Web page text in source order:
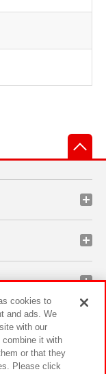
cookies to
and ads. We
with our
combine it with
or that they
Please click